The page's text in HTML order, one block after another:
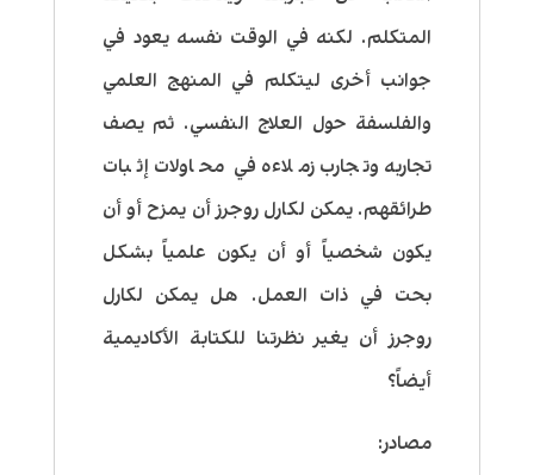
المتكلم. لكنه في الوقت نفسه يعود في
جوانب أخرى ليتكلم في المنهج العلمي
والفلسفة حول العلاج النفسي. ثم يصف
تجاربه وتجارب زملاءه في محاولات إثبات
طرائقهم. يمكن لكارل روجرز أن يمزح أو أن
يكون شخصياً أو أن يكون علمياً بشكل
بحت في ذات العمل. هل يمكن لكارل
روجرز أن يغير نظرتنا للكتابة الأكاديمية
أيضاً؟
مصادر: